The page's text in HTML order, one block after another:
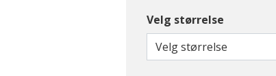
valgte
Velg størrelse
Velg størrelse